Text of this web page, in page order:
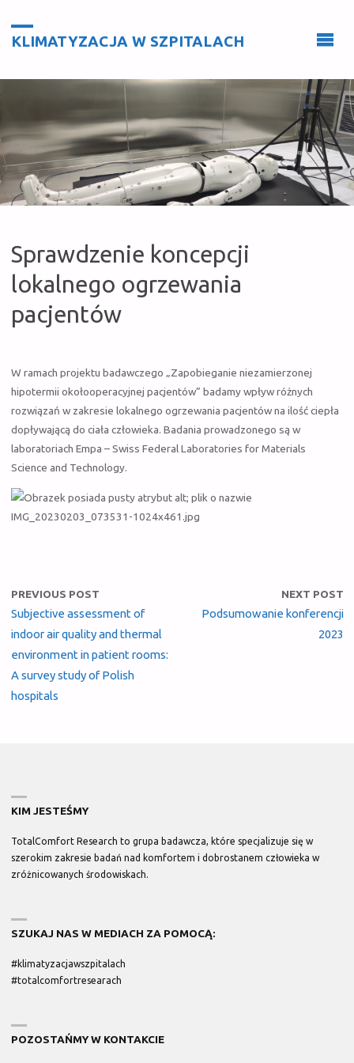
KLIMATYZACJA W SZPITALACH
Sprawdzenie koncepcji
lokalnego ogrzewania
pacjentów
W ramach projektu badawczego „Zapobieganie niezamierzonej
hipotermii okołooperacyjnej pacjentów” badamy wpływ różnych
rozwiązań w zakresie lokalnego ogrzewania pacjentów na ilość ciepła
dopływającą do ciała człowieka. Badania prowadzonego są w
laboratoriach Empa – Swiss Federal Laboratories for Materials
Science and Technology.
PREVIOUS POST
Subjective assessment of
indoor air quality and thermal
environment in patient rooms:
A survey study of Polish
hospitals
NEXT POST
Podsumowanie konferencji
2023
KIM JESTEŚMY
TotalComfort Research to grupa badawcza, które specjalizuje się w
szerokim zakresie badań nad komfortem i dobrostanem człowieka w
zróżnicowanych środowiskach.
SZUKAJ NAS W MEDIACH ZA POMOCĄ:
#klimatyzacjawszpitalach
#totalcomfortresearach
POZOSTAŃMY W KONTAKCIE